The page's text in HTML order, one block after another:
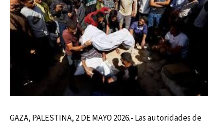
GAZA, PALESTINA, 2 DE MAYO 2026.- Las autoridades de